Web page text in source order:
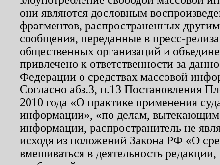
они являются дословным
фрагментов, распространенных
сообщения, переданные в пресс-
общественных организаций и
привлечено к ответственности за
Федерации о средствах массовой
Согласно абз.3, п.13 Постановления
2010 года «О практике применения
информации», «по делам, вытекающим
информации, распространитель не
исходя из положений Закона РФ «О
вмешиваться в деятельность